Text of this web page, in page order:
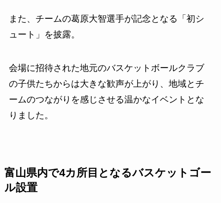
また、チームの葛原大智選手が記念となる「初シ
ュート」を披露。
会場に招待された地元のバスケットボールクラブ
の子供たちからは大きな歓声が上がり、地域とチ
ームのつながりを感じさせる温かなイベントとな
りました。
富山県内で4カ所目となるバスケットゴー
ル設置